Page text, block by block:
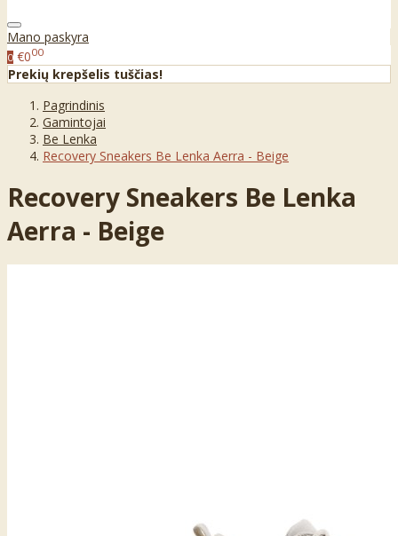
Mano paskyra
0 €000
Prekių krepšelis tuščias!
Pagrindinis
Gamintojai
Be Lenka
Recovery Sneakers Be Lenka Aerra - Beige
Recovery Sneakers Be Lenka
Aerra - Beige